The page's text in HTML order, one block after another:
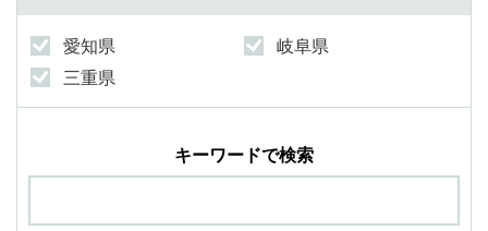
愛知県
岐阜県
三重県
キーワードで検索